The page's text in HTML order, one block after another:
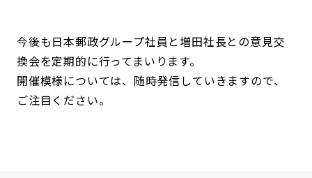
今後も日本郵政グループ社員と増田社長との意見交
換会を定期的に行ってまいります。
開催模様については、随時発信していきますので、
ご注目ください。